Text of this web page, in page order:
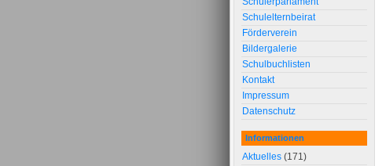
Schulelternbeirat
Förderverein
Bildergalerie
Schulbuchlisten
Kontakt
Impressum
Datenschutz
Informationen
Aktuelles (171)